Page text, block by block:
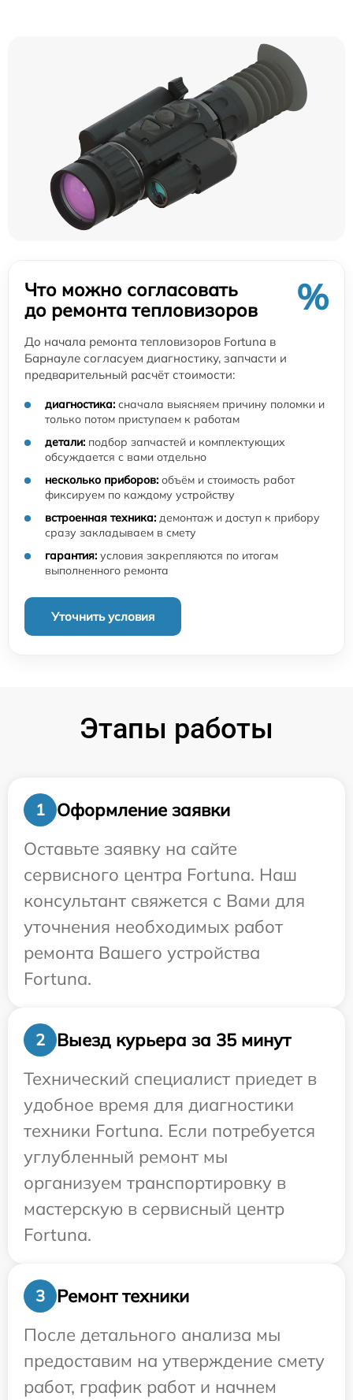
Что можно согласовать
до ремонта тепловизоров
%
До начала ремонта тепловизоров Fortuna в
Барнауле согласуем диагностику, запчасти и
предварительный расчёт стоимости:
диагностика: сначала выясняем причину поломки и
только потом приступаем к работам
детали: подбор запчастей и комплектующих
обсуждается с вами отдельно
несколько приборов: объём и стоимость работ
фиксируем по каждому устройству
встроенная техника: демонтаж и доступ к прибору
сразу закладываем в смету
гарантия: условия закрепляются по итогам
выполненного ремонта
Уточнить условия
Этапы работы
1
Оформление заявки
Оставьте заявку на сайте
сервисного центра Fortuna. Наш
консультант свяжется с Вами для
уточнения необходимых работ
ремонта Вашего устройства
Fortuna.
2
Выезд курьера за 35 минут
Технический специалист приедет в
удобное время для диагностики
техники Fortuna. Если потребуется
углубленный ремонт мы
организуем транспортировку в
мастерскую в сервисный центр
Fortuna.
3
Ремонт техники
После детального анализа мы
предоставим на утверждение смету
работ, график работ и начнем